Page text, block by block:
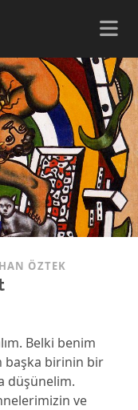
ÖZTEK
Belki benim
başka birinin bir
düşünelim.
ve